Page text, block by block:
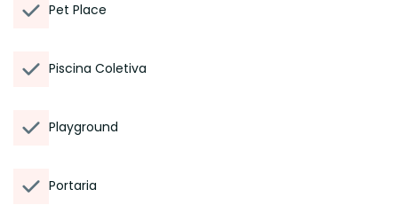
Pet Place
Piscina Coletiva
Playground
Portaria